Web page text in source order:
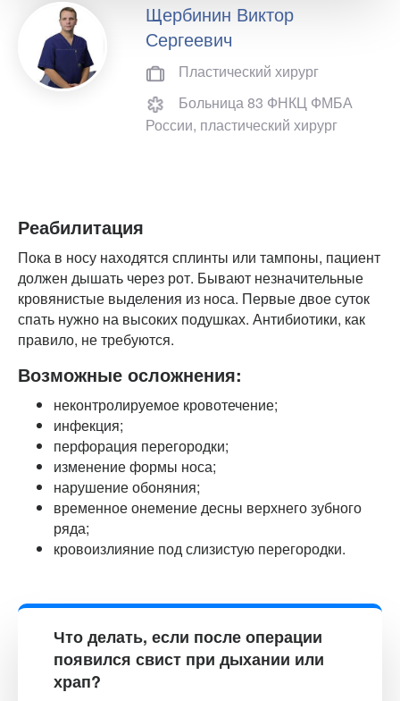
Щербинин Виктор
Сергеевич
Пластический хирург
Больница 83 ФНКЦ ФМБА
России, пластический хирург
Реабилитация
Пока в носу находятся сплинты или тампоны, пациент
должен дышать через рот. Бывают незначительные
кровянистые выделения из носа. Первые двое суток
спать нужно на высоких подушках. Антибиотики, как
правило, не требуются.
Возможные осложнения:
неконтролируемое кровотечение;
инфекция;
перфорация перегородки;
изменение формы носа;
нарушение обоняния;
временное онемение десны верхнего зубного
ряда;
кровоизлияние под слизистую перегородки.
Что делать, если после операции
появился свист при дыхании или
храп?